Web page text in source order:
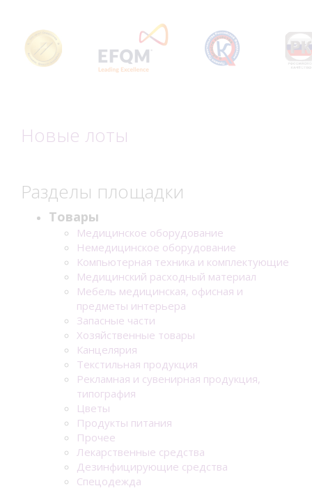
Новые лоты
Разделы площадки
Товары
Медицинское оборудование
Немедицинское оборудование
Компьютерная техника и комплектующие
Медицинский расходный материал
Мебель медицинская, офисная и
предметы интерьера
Запасные части
Хозяйственные товары
Канцелярия
Текстильная продукция
Рекламная и сувенирная продукция,
типография
Цветы
Продукты питания
Прочее
Лекарственные средства
Дезинфицирующие средства
Спецодежда